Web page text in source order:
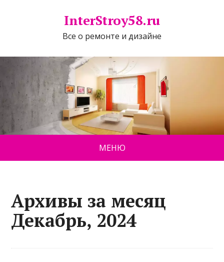
InterStroy58.ru
Все о ремонте и дизайне
МЕНЮ
Архивы за месяц
Декабрь, 2024